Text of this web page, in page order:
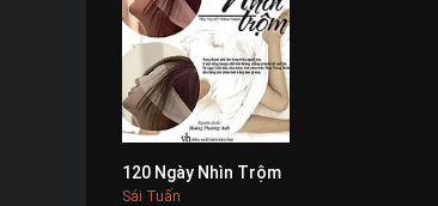
0
120 Ngày Nhìn Trộm
Sái Tuấn